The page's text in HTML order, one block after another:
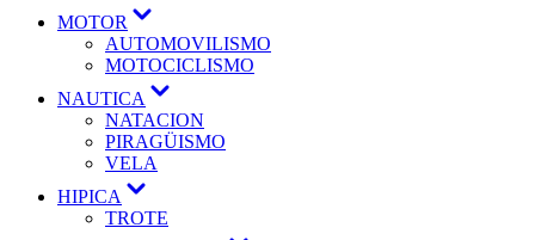
MOTOR
AUTOMOVILISMO
MOTOCICLISMO
NAUTICA
NATACION
PIRAGÜISMO
VELA
HIPICA
TROTE